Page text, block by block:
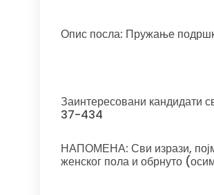
Опис посла: Пружање
Заинтересовани кандидати
37-434
НАПОМЕНА: Сви изрази,
женског пола и обрнуто